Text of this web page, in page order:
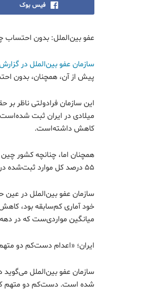
فیس بوک
عفو بین‌الملل: بدون احتساب چین، ۵۵ درصد اعدام‌های جهان در ایران
سازمان عفو بین‌الملل در
پیش از آن، همچنان، بدون احتساب چین، ۵۵ درصد کل اعدام‌های جهان
کاهش داشته‌است.
۵۵ درصد کل موارد ثبت‌شده در جهان است.
سازمان عفو بین‌الملل در عین
خود آماری کم‌سابقه بود،
میانگین مواردی‌ست که در
ایران؛ «اعدام دست‌کم دو
شده است. دست‌کم دو متهم که